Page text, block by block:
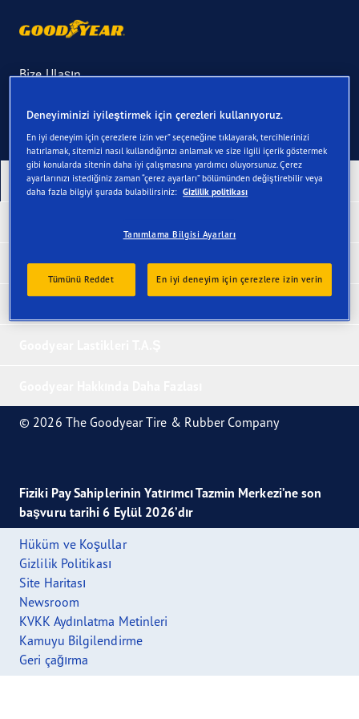
Bize Ulaşın
En Yeni Ürünlerimiz
Araca göre lastikler
© 2026 The Goodyear Tire & Rubber Company
Fiziki Pay Sahiplerinin Yatırımcı Tazmin Merkezi’ne son
başvuru tarihi 6 Eylül 2026’dır
Hüküm ve Koşullar
Gizlilik Politikası
Site Haritası
Newsroom
KVKK Aydınlatma Metinleri
Kamuyu Bilgilendirme
Geri çağırma
Deneyiminizi iyileştirmek için çerezleri kullanıyoruz.
En iyi deneyim için çerezlere izin ver” seçeneğine tıklayarak, tercihlerinizi
hatırlamak, sitemizi nasıl kullandığınızı anlamak ve size ilgili içerik göstermek
gibi konularda sitenin daha iyi çalışmasına yardımcı oluyorsunuz. Çerez
ayarlarınızı istediğiniz zaman “çerez ayarları” bölümünden değiştirebilir veya
daha fazla bilgiyi şurada bulabilirsiniz: Gizlilik politikası
Tanımlama Bilgisi Ayarları
Tümünü Reddet En iyi deneyim için çerezlere izin verin